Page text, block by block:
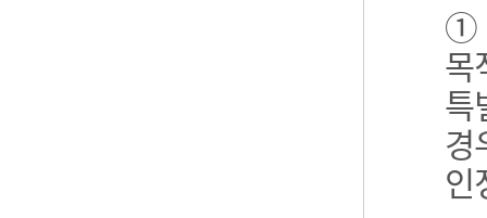
①
목
특
경
인